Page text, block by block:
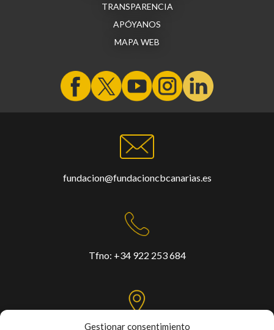
Gestionar consentimiento
TRANSPARENCIA
APÓYANOS
MAPA WEB
fundacion@fundacioncbcanarias.es
Tfno: +34 922 253 684